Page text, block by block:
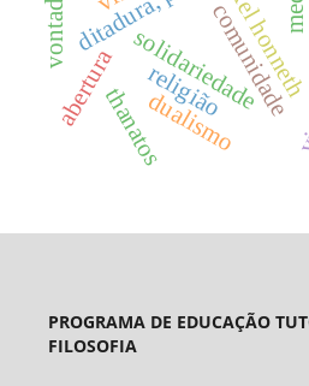
axel
solidariedade
comunidade
religião
dualismo
thanatos
abertura
PROGRAMA DE EDUCAÇÃO
FILOSOFIA